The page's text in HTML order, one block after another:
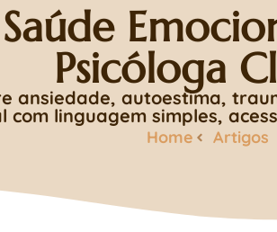
Psicóloga
ansiedade, autoestima,
com linguagem simples,
Home Artigos